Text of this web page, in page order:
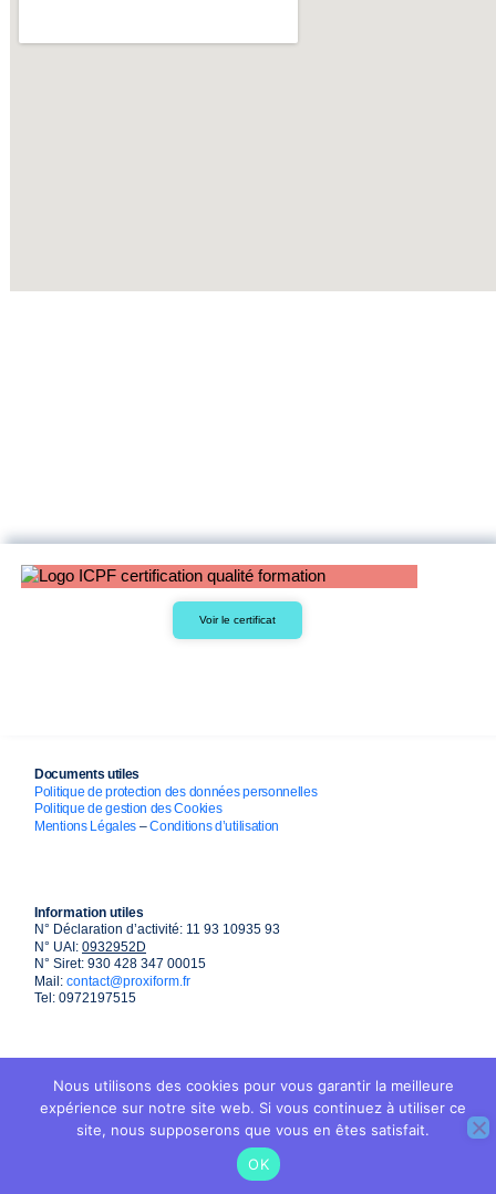
Voir le certificat
Documents utiles
Politique de protection des données personnelles
Politique de gestion des Cookies
Mentions Légales –Conditions d’utilisation
Information utiles
N° Déclaration d’activité: 11 93 10935 93
N° UAI: 0932952D
N° Siret: 930 428 347 00015
Mail: contact@proxiform.fr
Tel: 0972197515
Nous utilisons des cookies pour vous garantir la meilleure
expérience sur notre site web. Si vous continuez à utiliser ce
site, nous supposerons que vous en êtes satisfait.
OK